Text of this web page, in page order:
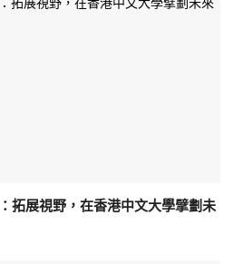
拓展視野，在香港中文大學擘劃未